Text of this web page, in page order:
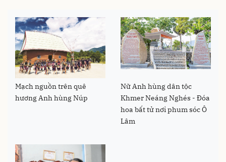
Mạch nguồn trên quê
hương Anh hùng Núp
Nữ Anh hùng dân tộc
Khmer Neáng Nghés - Đóa
hoa bất tử nơi phum sóc Ô
Lâm